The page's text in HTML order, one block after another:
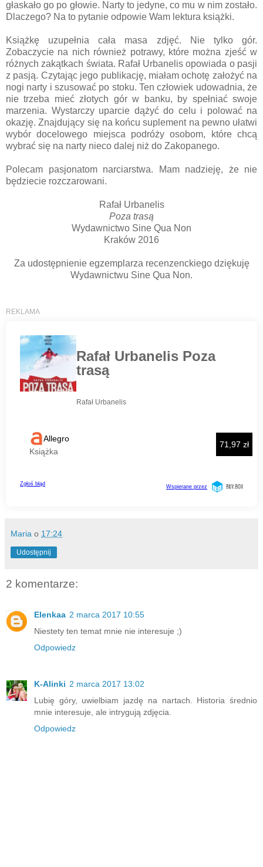
głaskało go po głowie. Narty to jedyne, co mu w nim zostało.
Dlaczego? Na to pytanie odpowie Wam lektura książki.
Książkę uzupełnia cała masa zdjęć. Nie tylko gór.
Zobaczycie na nich również potrawy, które można zjeść w
różnych zakątkach świata. Rafał Urbanelis opowiada o pasji
z pasją. Czytając jego publikację, miałam ochotę założyć na
nogi narty i szusować po stoku. Ten człowiek udowadnia, że
nie trzeba mieć złotych gór w banku, by spełniać swoje
marzenia. Wystarczy uparcie dążyć do celu i polować na
okazję. Znajdujący się na końcu suplement na pewno ułatwi
wybór docelowego miejsca podróży osobom, które chcą
wybrać się na narty nieco dalej niż do Zakopanego.
Polecam pasjonatom narciarstwa. Mam nadzieję, że nie
będziecie rozczarowani.
Rafał Urbanelis
Poza trasą
Wydawnictwo Sine Qua Non
Kraków 2016
Za udostępnienie egzemplarza recenzenckiego dziękuję
Wydawnictwu Sine Qua Non.
Maria o 17:24
Udostępnij
2 komentarze:
Elenkaa 2 marca 2017 10:55
Niestety ten temat mnie nie interesuje ;)
Odpowiedz
K-Alinki 2 marca 2017 13:02
Lubię góry, uwielbiam jazdę na nartach. Historia średnio
mnie interesuje, ale intrygują zdjęcia.
Odpowiedz